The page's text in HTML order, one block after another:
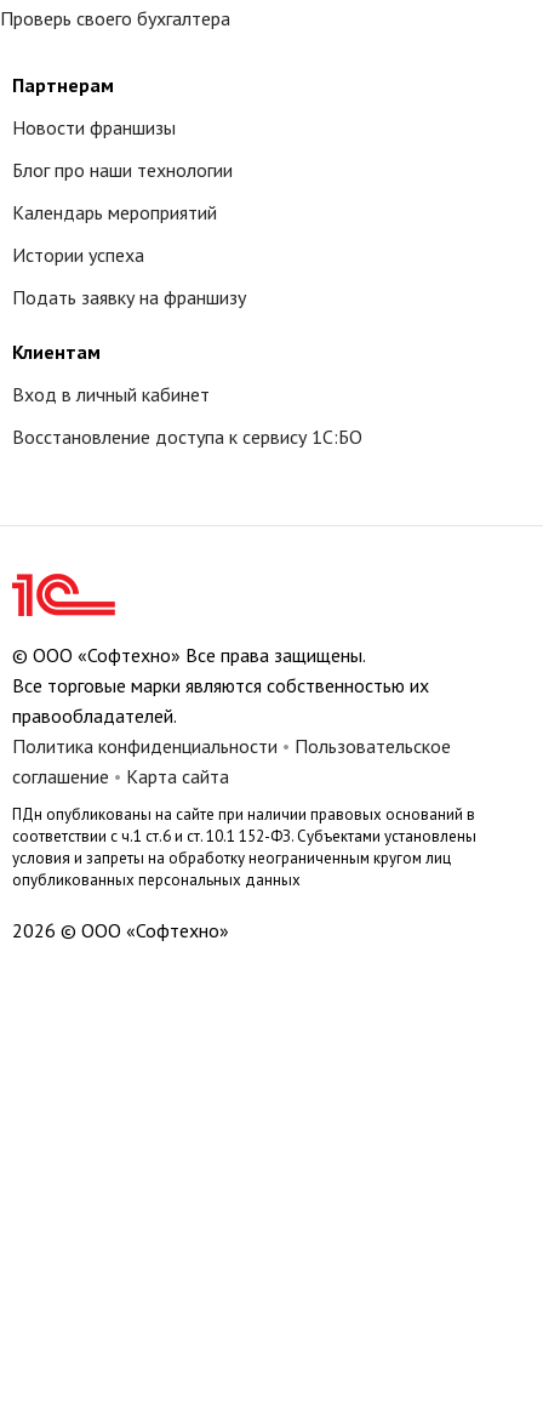
Проверь своего бухгалтера
Партнерам
Новости франшизы
Блог про наши технологии
Календарь мероприятий
Истории успеха
Подать заявку на франшизу
Клиентам
Вход в личный кабинет
Восстановление доступа к сервису 1С:БО
© ООО «Софтехно» Все права защищены.
Все торговые марки являются собственностью их
правообладателей.
Политика конфиденциальности • Пользовательское
соглашение • Карта сайта
ПДн опубликованы на сайте при наличии правовых оснований в
соответствии с ч.1 ст.6 и ст. 10.1 152-ФЗ. Субъектами установлены
условия и запреты на обработку неограниченным кругом лиц
опубликованных персональных данных
2026 © ООО «Софтехно»